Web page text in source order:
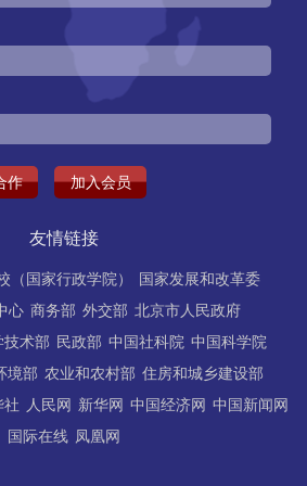
作 加入会员
友情链接
（国家行政学院）
国家发展和改革委
心 商务部 外交部 北京市人民政府
技术部 民政部 中国社科院 中国科学院
境部 农业和农村部 住房和城乡建设部
社 人民网 新华网 中国经济网 中国新闻网
国际在线 凤凰网